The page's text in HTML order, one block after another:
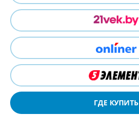
ГДЕ КУПИТЬ